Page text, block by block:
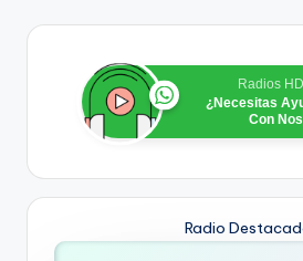
Radios HD
¿Necesitas
Con
Radio